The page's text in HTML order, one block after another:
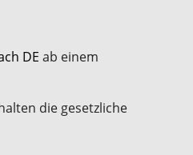
DE ab einem
die gesetzliche